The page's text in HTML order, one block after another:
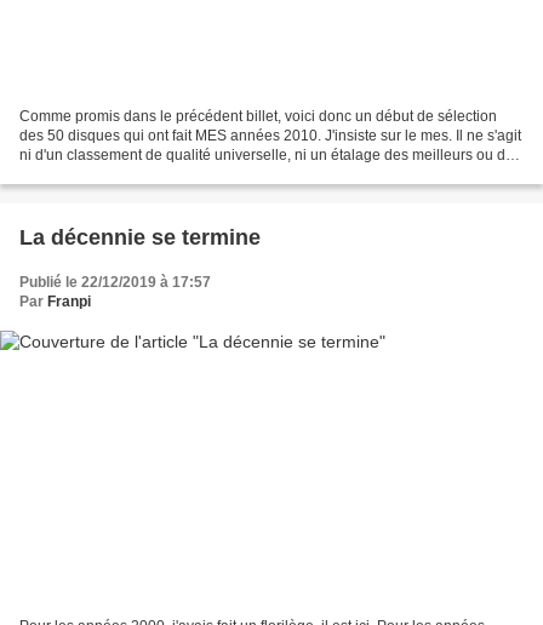
Comme promis dans le précédent billet, voici donc un début de sélection
des 50 disques qui ont fait MES années 2010. J'insiste sur le mes. Il ne s'agit
ni d'un classement de qualité universelle, ni un étalage des meilleurs ou des
La décennie se termine
Publié le 22/12/2019 à 17:57
Par Franpi